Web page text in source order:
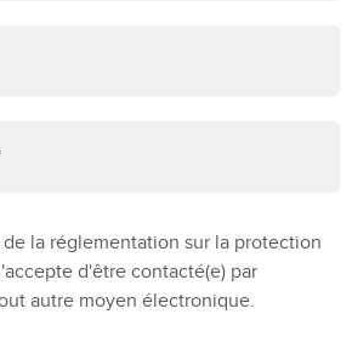
de la réglementation sur la protection
d'être contacté(e) par
autre moyen électronique.